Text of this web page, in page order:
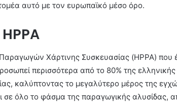
αυτό με τον ευρωπαϊκό μέσο όρο.
HPPA
Χάρτινης Συσκευασίας (HPPA) που
περισσότερα από το 80% της
καλύπτοντας το μεγαλύτερο μέρος της
σε όλο το φάσμα της παραγωγικής αλυσίδας,